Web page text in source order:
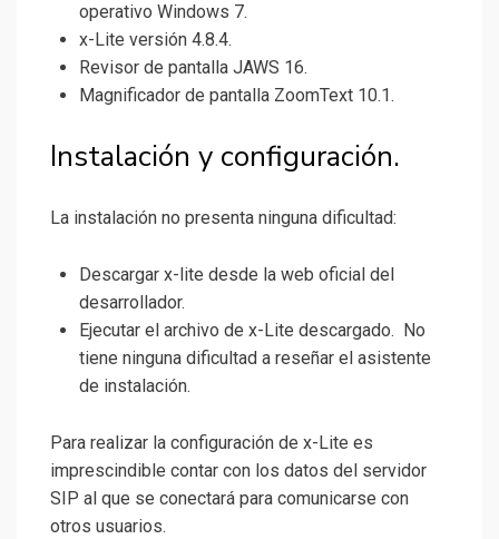
operativo Windows 7.
x-Lite versión 4.8.4.
Revisor de pantalla JAWS 16.
Magnificador de pantalla ZoomText 10.1.
Instalación y configuración.
La instalación no presenta ninguna dificultad:
Descargar x-lite desde la web oficial del
desarrollador.
Ejecutar el archivo de x-Lite descargado. No
tiene ninguna dificultad a reseñar el asistente
de instalación.
Para realizar la configuración de x-Lite es
imprescindible contar con los datos del servidor
SIP al que se conectará para comunicarse con
otros usuarios.